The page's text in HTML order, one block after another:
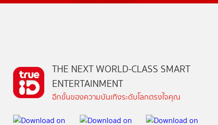
THE NEXT WORLD-CLASS SMART
ENTERTAINMENT
อีกขั้นของความบันเทิงระดับโลกตรงใจคุณ